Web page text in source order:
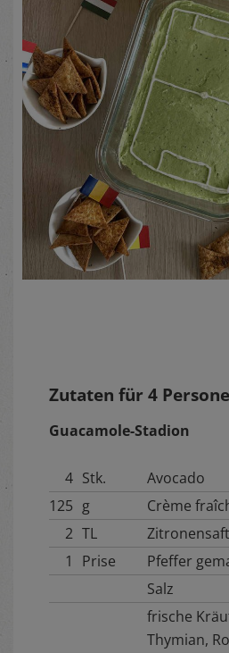
Zutaten für 4
Guacamole-Stadion
4 Stk.
Avocado
125 g
Crème
2 TL
Zitronensaft
1
Prise
Pfeffer
Salz
frische
Thymian,